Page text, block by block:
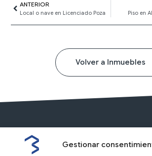
Gestionar
AntANTERIOR
Local o nave en Licenciado Poza Piso en
Volver a Inmuebles